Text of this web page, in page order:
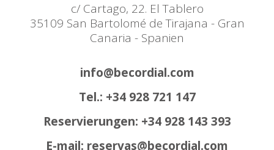
c/ Cartago, 22. El Tablero
35109 San Bartolomé de Tirajana - Gran
Canaria - Spanien
info@becordial.com
Tel.: +34 928 721 147
Reservierungen: +34 928 143 393
E-mail: reservas@becordial.com